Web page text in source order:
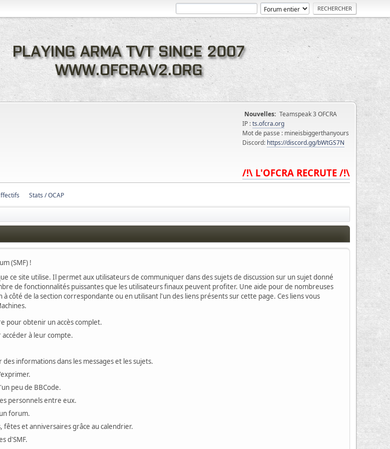
Nouvelles: Teamspeak 3 OFCRA
IP :ts.ofcra.org
Mot de passe : mineisbiggerthanyours
Discord: https://discord.gg/bWtGS7N
/!\ L'OFCRA RECRUTE /!\
Stats / OCAP
(SMF) !
ce site utilise. Il permet aux utilisateurs de communiquer dans des sujets de discussion sur un sujet donné
de fonctionnalités puissantes que les utilisateurs finaux peuvent profiter. Une aide pour de nombreuses
de la section correspondante ou en utilisant l'un des liens présents sur cette page. Ces liens vous
pour obtenir un accès complet.
à leur compte.
informations dans les messages et les sujets.
peu de BBCode.
personnels entre eux.
forum.
et anniversaires grâce au calendrier.
d'SMF.